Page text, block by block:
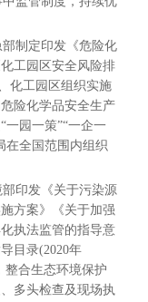
制定印发《危险化
工园区安全风险排
化工园区组织实施
险化学品安全生产
一园一策”“一企一
在全国范围内组织
印发《关于污染源
方案》《关于加强
执法监管的指导意
目录(2020年
整合生态环境保护
多头检查及现场执